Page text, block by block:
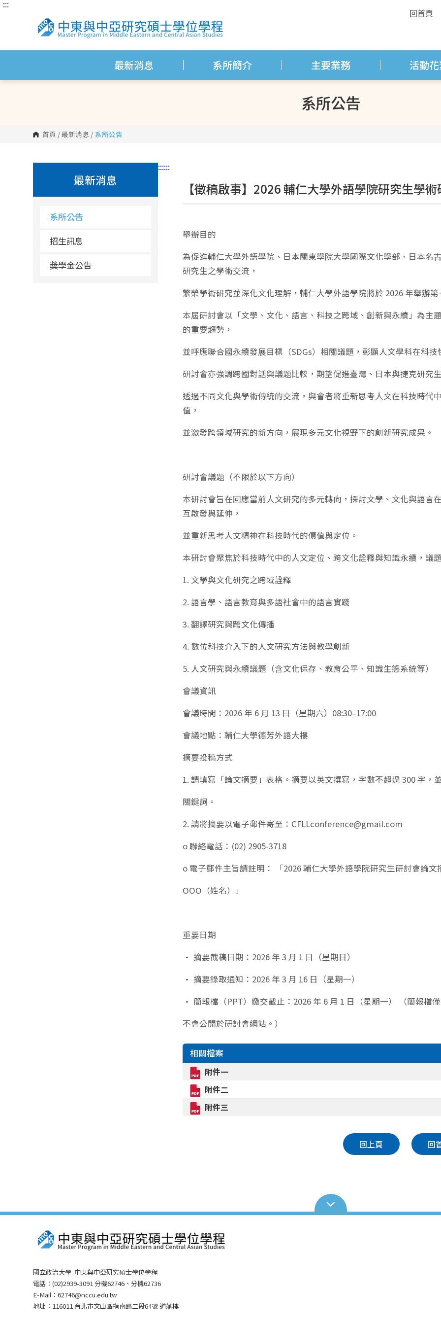
跳
區
:::
回首頁
最新消息 系所簡介 主要業務 活動
系所公告
首頁 /最新消息 / 系所公告
:::
最新消息
系所公告
招生訊息
獎學金公告
:::
【徵稿啟事】2026 輔仁大學外語學院研究生學
舉辦目的
為促進輔仁大學外語學院、日本關東學院大學國際文化學部、日本名
研究生之學術交流，
繁榮學術研究並深化文化理解，輔仁大學外語學院將於 2026 年舉辦
本屆研討會以「文學、文化、語言、科技之跨域、創新與永續」為主
的重要趨勢，
並呼應聯合國永續發展目標（SDGs）相關議題，彰顯人文學科在科
研討會亦強調跨國對話與議題比較，期望促進臺灣、日本與捷克研究
透過不同文化與學術傳統的交流，與會者將重新思考人文在科技時代
值，
並激發跨領域研究的新方向，展現多元文化視野下的創新研究成果。
研討會議題（不限於以下方向）
本研討會旨在回應當前人文研究的多元轉向，探討文學、文化與語言
互啟發與延伸，
並重新思考人文精神在科技時代的價值與定位。
本研討會聚焦於科技時代中的人文定位、跨文化詮釋與知識永續，議
1. 文學與文化研究之跨域詮釋
2. 語言學、語言教育與多語社會中的語言實踐
3. 翻譯研究與跨文化傳播
4. 數位科技介入下的人文研究方法與教學創新
5. 人文研究與永續議題（含文化保存、教育公平、知識生態系統等）
會議資訊
會議時間：2026 年 6 月 13 日（星期六）08:30–17:00
會議地點：輔仁大學德芳外語大樓
摘要投稿方式
1. 請填寫「論文摘要」表格。摘要以英文撰寫，字數不超過 300 字，
關鍵詞。
2. 請將摘要以電子郵件寄至：CFLLconference@gmail.com
o 聯絡電話：(02) 2905-3718
o 電子郵件主旨請註明： 「2026 輔仁大學外語學院研究生研討會論文
OOO（姓名）」
重要日期
• 摘要截稿日期：2026 年 3 月 1 日（星期日）
• 摘要錄取通知：2026 年 3 月 16 日（星期一）
• 簡報檔（PPT）繳交截止：2026 年 6 月 1 日（星期一） （簡報檔
不會公開於研討會網站。）
相關檔案
附件一
附件二
附件三
回上頁 回
國立政治大學 中東與中亞研究碩士學位學程
電話：(02)2939-3091 分機62746、分機62736
E-Mail：62746@nccu.edu.tw
地址：116011 台北市文山區指南路二段64號 道藩樓